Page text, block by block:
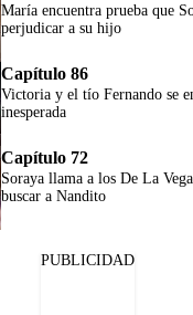
María encuentra prueba que
perjudicar a su hijo
Capítulo 86
Victoria y el tío Fernando se
inesperada
Capítulo 72
Soraya llama a los De La
buscar a Nandito
PUBLICIDAD